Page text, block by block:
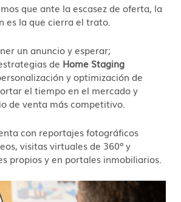
que ante la escasez de oferta, la
es la que cierra el trato
un anuncio y esperar;
de Home Staging
y optimización de
el tiempo en el mercado y
de venta más competitivo
con reportajes fotográficos
visitas virtuales de 360ºy
propios y en portales inmobiliarios